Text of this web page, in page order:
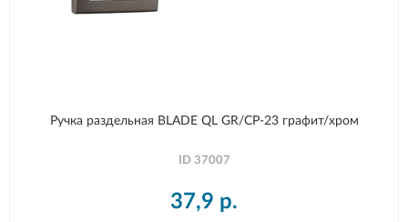
Ручка раздельная BLADE QL GR/CP-23 графит/хром
ID 37007
37,9 р.